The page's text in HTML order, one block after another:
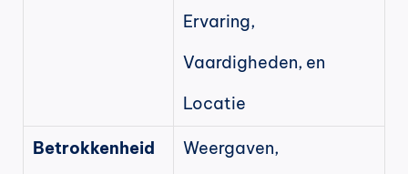
Ervaring,
Vaardigheden, en
Locatie
Betrokkenheid
Weergaven,